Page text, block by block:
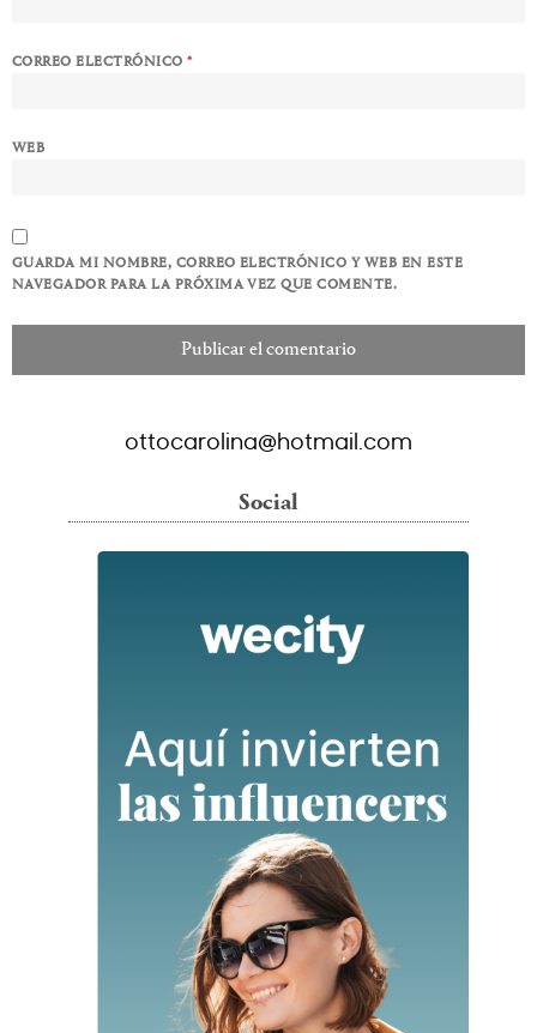
CORREO ELECTRÓNICO*
WEB
GUARDA MI NOMBRE, CORREO ELECTRÓNICO Y WEB EN ESTE
NAVEGADOR PARA LA PRÓXIMA VEZ QUE COMENTE.
ottocarolina@hotmail.com
Social